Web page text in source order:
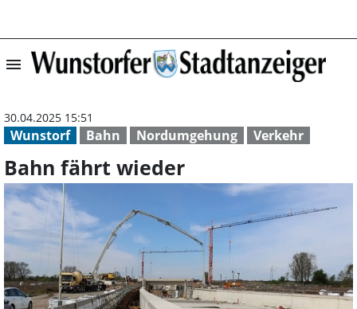
menu Bahn fährt
Wunstorf Bahn Nordumgehung Verkehr
30.04.2025 15:51
Bahn fährt wieder